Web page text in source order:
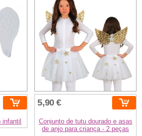
infantil
5,90 €
Conjunto de tutu dourado e asas
de anjo para criança - 2 peças